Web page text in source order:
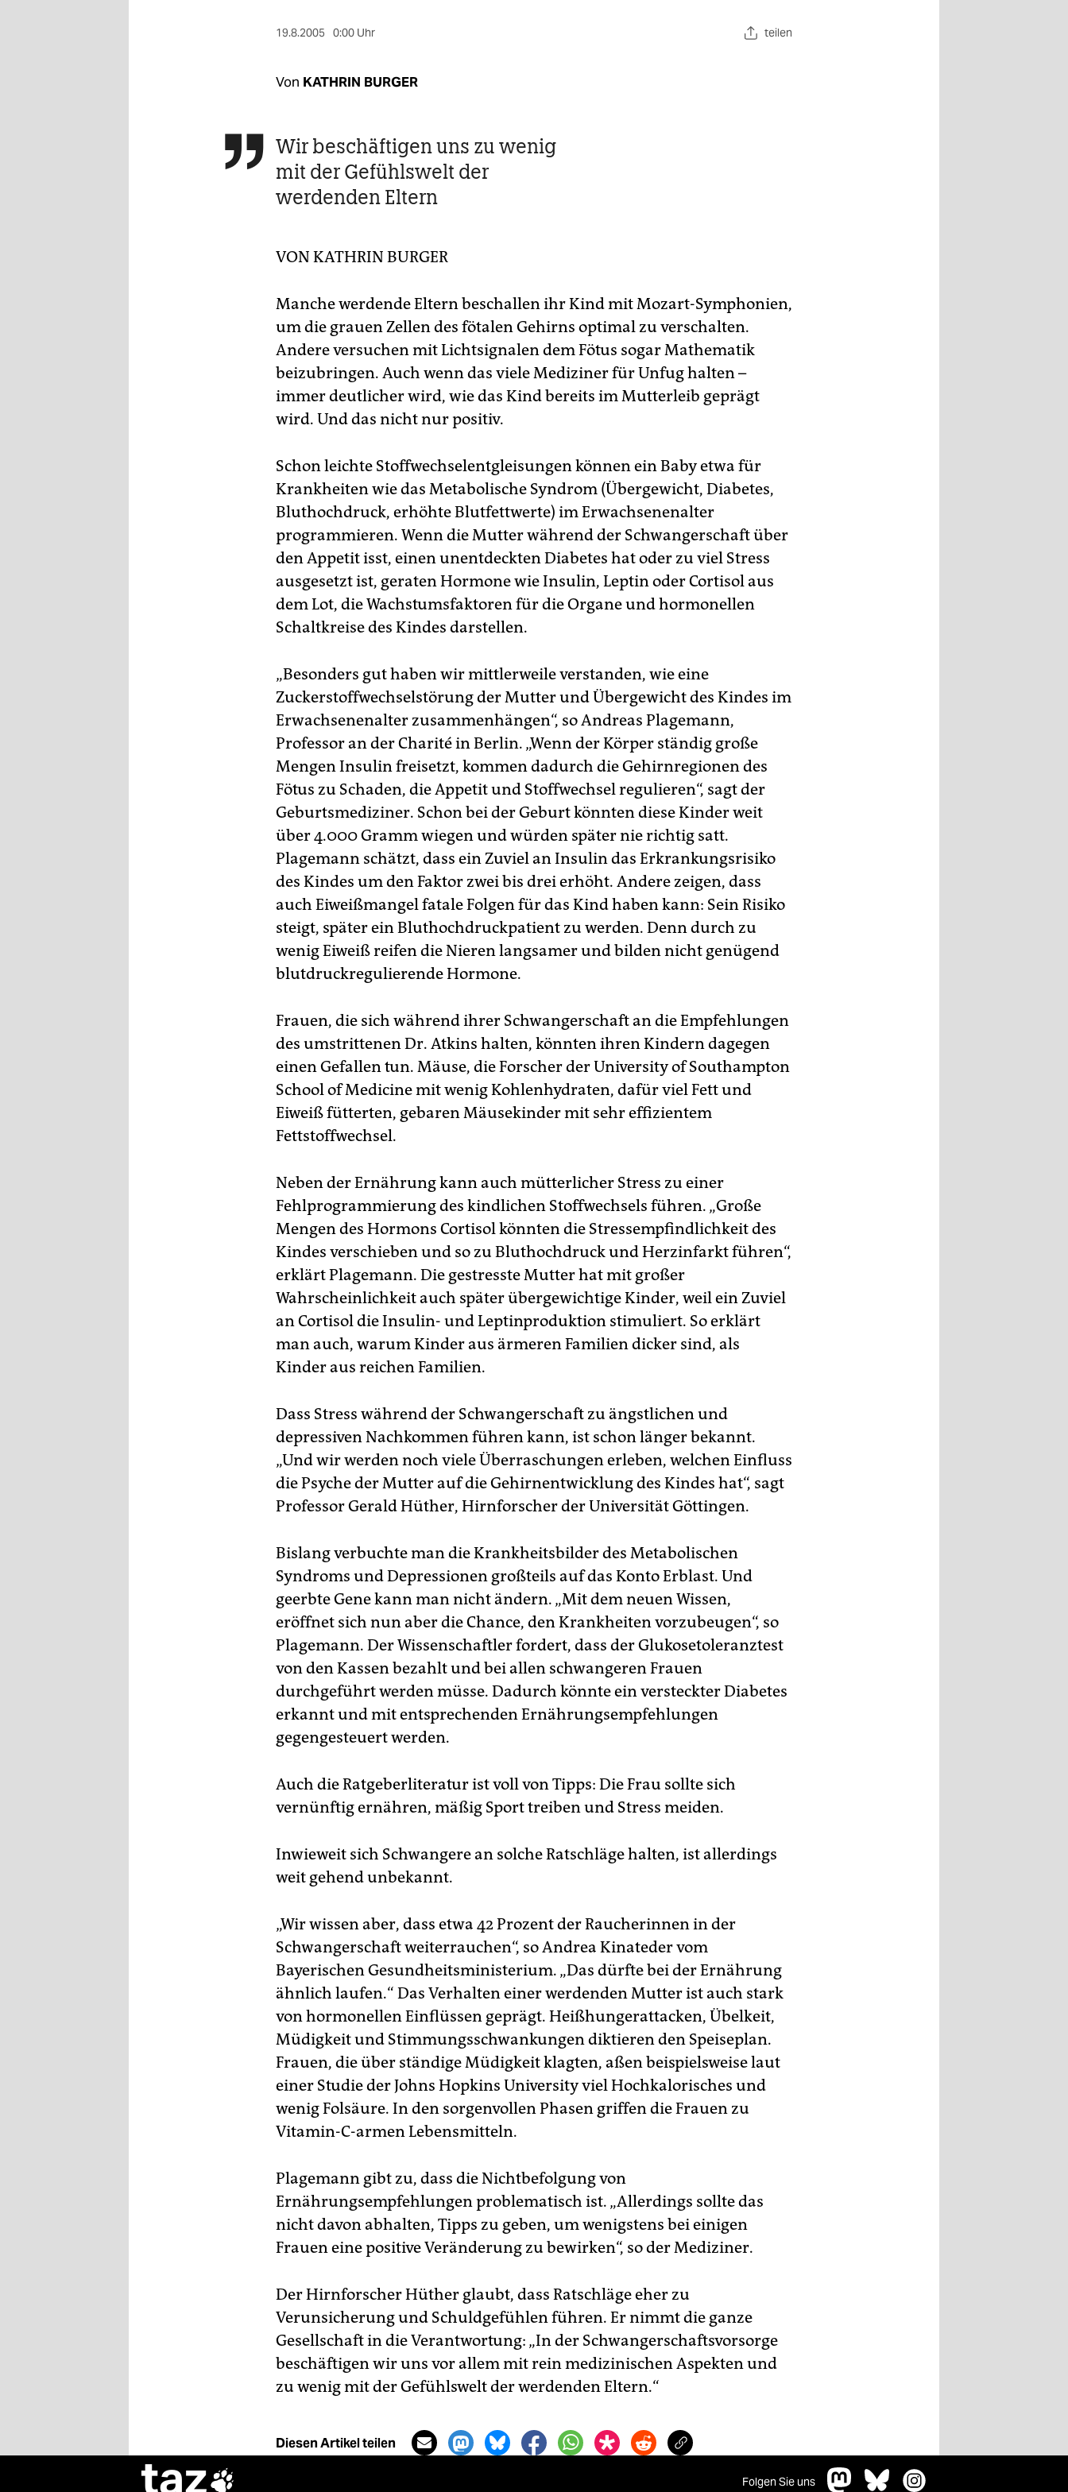
veranstaltungen
19.8.2005 0:00 Uhr teilen
Von KATHRIN BURGER
 Wir beschäftigen uns zu wenig
mit der Gefühlswelt der
werdenden Eltern
VON KATHRIN BURGER
Manche werdende Eltern beschallen ihr Kind mit Mozart-Symphonien,
um die grauen Zellen des fötalen Gehirns optimal zu verschalten.
Andere versuchen mit Lichtsignalen dem Fötus sogar Mathematik
beizubringen. Auch wenn das viele Mediziner für Unfug halten –
immer deutlicher wird, wie das Kind bereits im Mutterleib geprägt
wird. Und das nicht nur positiv.
Schon leichte Stoffwechselentgleisungen können ein Baby etwa für
Krankheiten wie das Metabolische Syndrom (Übergewicht, Diabetes,
Bluthochdruck, erhöhte Blutfettwerte) im Erwachsenenalter
programmieren. Wenn die Mutter während der Schwangerschaft über
den Appetit isst, einen unentdeckten Diabetes hat oder zu viel Stress
ausgesetzt ist, geraten Hormone wie Insulin, Leptin oder Cortisol aus
dem Lot, die Wachstumsfaktoren für die Organe und hormonellen
Schaltkreise des Kindes darstellen.
„Besonders gut haben wir mittlerweile verstanden, wie eine
Zuckerstoffwechselstörung der Mutter und Übergewicht des Kindes im
Erwachsenenalter zusammenhängen“, so Andreas Plagemann,
Professor an der Charité in Berlin. „Wenn der Körper ständig große
Mengen Insulin freisetzt, kommen dadurch die Gehirnregionen des
Fötus zu Schaden, die Appetit und Stoffwechsel regulieren“, sagt der
Geburtsmediziner. Schon bei der Geburt könnten diese Kinder weit
über 4.000 Gramm wiegen und würden später nie richtig satt.
Plagemann schätzt, dass ein Zuviel an Insulin das Erkrankungsrisiko
des Kindes um den Faktor zwei bis drei erhöht. Andere zeigen, dass
auch Eiweißmangel fatale Folgen für das Kind haben kann: Sein Risiko
steigt, später ein Bluthochdruckpatient zu werden. Denn durch zu
wenig Eiweiß reifen die Nieren langsamer und bilden nicht genügend
blutdruckregulierende Hormone.
Frauen, die sich während ihrer Schwangerschaft an die Empfehlungen
des umstrittenen Dr. Atkins halten, könnten ihren Kindern dagegen
einen Gefallen tun. Mäuse, die Forscher der University of Southampton
School of Medicine mit wenig Kohlenhydraten, dafür viel Fett und
Eiweiß fütterten, gebaren Mäusekinder mit sehr effizientem
Fettstoffwechsel.
Neben der Ernährung kann auch mütterlicher Stress zu einer
Fehlprogrammierung des kindlichen Stoffwechsels führen. „Große
Mengen des Hormons Cortisol könnten die Stressempfindlichkeit des
Kindes verschieben und so zu Bluthochdruck und Herzinfarkt führen“,
erklärt Plagemann. Die gestresste Mutter hat mit großer
Wahrscheinlichkeit auch später übergewichtige Kinder, weil ein Zuviel
an Cortisol die Insulin- und Leptinproduktion stimuliert. So erklärt
man auch, warum Kinder aus ärmeren Familien dicker sind, als
Kinder aus reichen Familien.
Dass Stress während der Schwangerschaft zu ängstlichen und
depressiven Nachkommen führen kann, ist schon länger bekannt.
„Und wir werden noch viele Überraschungen erleben, welchen Einfluss
die Psyche der Mutter auf die Gehirnentwicklung des Kindes hat“, sagt
Professor Gerald Hüther, Hirnforscher der Universität Göttingen.
Bislang verbuchte man die Krankheitsbilder des Metabolischen
Syndroms und Depressionen großteils auf das Konto Erblast. Und
geerbte Gene kann man nicht ändern. „Mit dem neuen Wissen,
eröffnet sich nun aber die Chance, den Krankheiten vorzubeugen“, so
Plagemann. Der Wissenschaftler fordert, dass der Glukosetoleranztest
von den Kassen bezahlt und bei allen schwangeren Frauen
durchgeführt werden müsse. Dadurch könnte ein versteckter Diabetes
erkannt und mit entsprechenden Ernährungsempfehlungen
gegengesteuert werden.
Auch die Ratgeberliteratur ist voll von Tipps: Die Frau sollte sich
vernünftig ernähren, mäßig Sport treiben und Stress meiden.
Inwieweit sich Schwangere an solche Ratschläge halten, ist allerdings
weit gehend unbekannt.
„Wir wissen aber, dass etwa 42 Prozent der Raucherinnen in der
Schwangerschaft weiterrauchen“, so Andrea Kinateder vom
Bayerischen Gesundheitsministerium. „Das dürfte bei der Ernährung
ähnlich laufen.“ Das Verhalten einer werdenden Mutter ist auch stark
von hormonellen Einflüssen geprägt. Heißhungerattacken, Übelkeit,
Müdigkeit und Stimmungsschwankungen diktieren den Speiseplan.
Frauen, die über ständige Müdigkeit klagten, aßen beispielsweise laut
einer Studie der Johns Hopkins University viel Hochkalorisches und
wenig Folsäure. In den sorgenvollen Phasen griffen die Frauen zu
Vitamin-C-armen Lebensmitteln.
Plagemann gibt zu, dass die Nichtbefolgung von
Ernährungsempfehlungen problematisch ist. „Allerdings sollte das
nicht davon abhalten, Tipps zu geben, um wenigstens bei einigen
Frauen eine positive Veränderung zu bewirken“, so der Mediziner.
Der Hirnforscher Hüther glaubt, dass Ratschläge eher zu
Verunsicherung und Schuldgefühlen führen. Er nimmt die ganze
Gesellschaft in die Verantwortung: „In der Schwangerschaftsvorsorge
beschäftigen wir uns vor allem mit rein medizinischen Aspekten und
zu wenig mit der Gefühlswelt der werdenden Eltern.“
Diesen Artikel teilen
taz Folgen Sie uns